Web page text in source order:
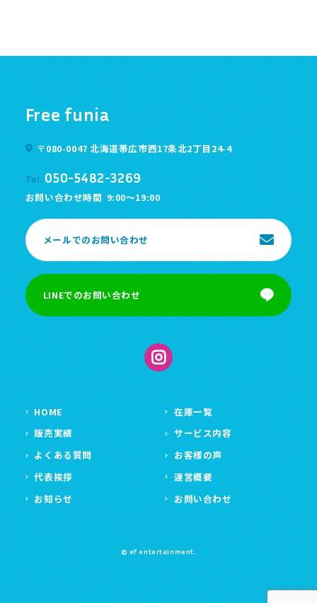
Free funia
〒080-0047 北海道帯広市西17条北2丁目24-4
Tel. 050-5482-3269
お問い合わせ時間 9:00～19:00
メールでのお問い合わせ
LINEでのお問い合わせ
HOME
在庫一覧
販売実績
サービス内容
よくある質問
お客様の声
代表挨拶
運営概要
お知らせ
お問い合わせ
© ef entertainment.